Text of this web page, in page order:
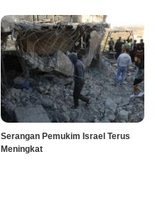
Serangan Pemukim Israel Terus
Meningkat